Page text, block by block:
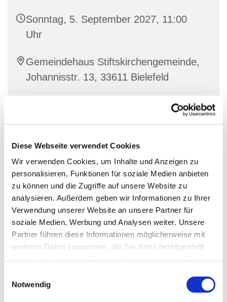
Diese Webseite verwendet Cookies
Wir verwenden Cookies, um Inhalte und Anzeigen zu
personalisieren, Funktionen für soziale Medien anbieten
zu können und die Zugriffe auf unsere Website zu
analysieren. Außerdem geben wir Informationen zu Ihrer
Verwendung unserer Website an unsere Partner für
soziale Medien, Werbung und Analysen weiter. Unsere
Partner führen diese Informationen möglicherweise mit
weiteren Daten zusammen, die Sie ihnen bereitgestellt
Notwendig
Sonntag, 5. September 2027, 11:00
Uhr
Gemeindehaus Stiftskirchengemeinde,
Johannisstr. 13, 33611 Bielefeld